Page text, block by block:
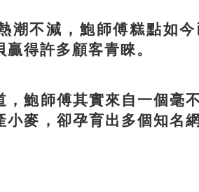
不減，鮑師傅糕點如今
得許多顧客青睞。
鮑師傅其實來自一個毫
小麥，卻孕育出多個知名